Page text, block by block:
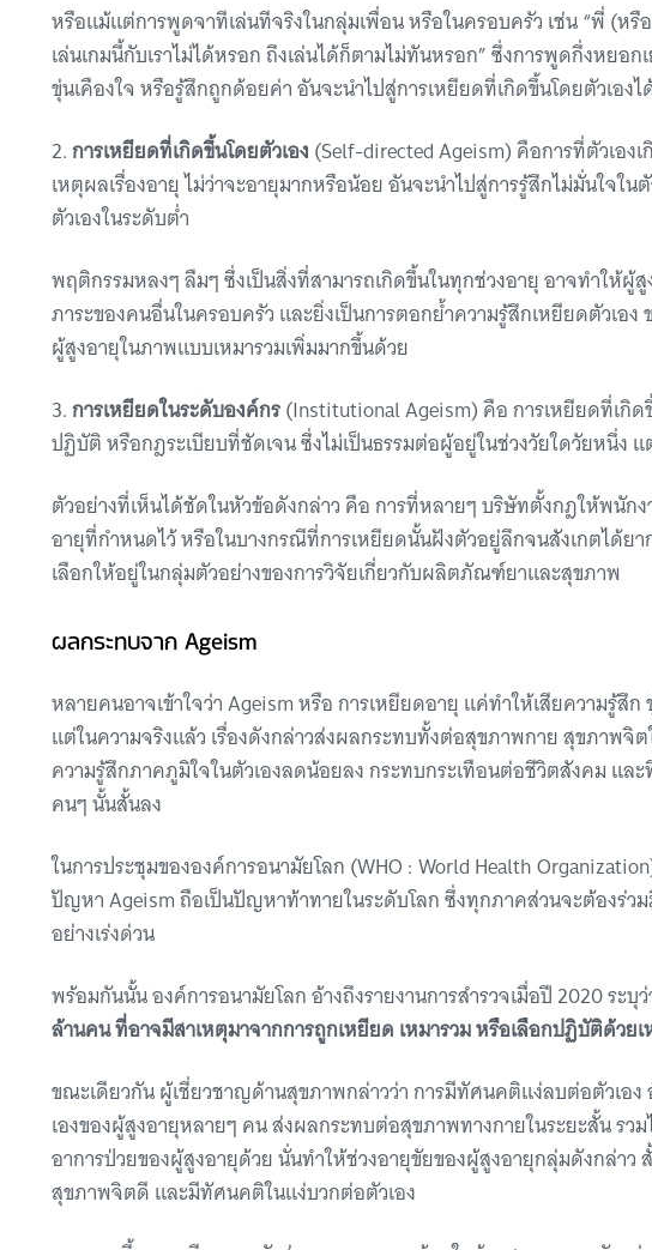
หรือแม้แต่การพูดจาทีเล่นทีจริงในกลุ่มเพื่อน หรือในครอบครัว เช่น “พี่ (ห
เล่นเกมนี้กับเราไม่ได้หรอก ถึงเล่นได้ก็ตามไม่ทันหรอก” ซึ่งการพูดกึ่งหยอ
ขุ่นเคืองใจ หรือรู้สึกถูกด้อยค่า อันจะนำไปสู่การเหยียดที่เกิดขึ้นโดยตัวเองไ
2.การเหยียดที่เกิดขึ้นโดยตัวเอง (Self-directed Ageism) คือการที่ตัวเอ
เหตุผลเรื่องอายุ ไม่ว่าจะอายุมากหรือน้อย อันจะนำไปสู่การรู้สึกไม่มั่นใจใน
ตัวเองในระดับต่ำ
พฤติกรรมหลงๆ ลืมๆ ซึ่งเป็นสิ่งที่สามารถเกิดขึ้นในทุกช่วงอายุ อาจทำให้ผู้
ภาระของคนอื่นในครอบครัว และยิ่งเป็นการตอกย้ำความรู้สึกเหยียดตัวเอ
ผู้สูงอายุในภาพแบบเหมารวมเพิ่มมากขึ้นด้วย
3.การเหยียดในระดับองค์กร(Institutional Ageism) คือ การเหยียดที่เกิ
ปฏิบัติ หรือกฎระเบียบที่ชัดเจน ซึ่งไม่เป็นธรรมต่อผู้อยู่ในช่วงวัยใดวัยหนึ่ง
ตัวอย่างที่เห็นได้ชัดในหัวข้อดังกล่าว คือ การที่หลายๆ บริษัทตั้งกฎให้พนัก
อายุที่กำหนดไว้ หรือในบางกรณีที่การเหยียดนั้นฝังตัวอยู่ลึกจนสังเกตได้ยา
เลือกให้อยู่ในกลุ่มตัวอย่างของการวิจัยเกี่ยวกับผลิตภัณฑ์ยาและสุขภาพ
ผลกระทบจาก Ageism
หลายคนอาจเข้าใจว่า Ageism หรือ การเหยียดอายุ แค่ทำให้เสียความรู้สึ
แต่ในความจริงแล้ว เรื่องดังกล่าวส่งผลกระทบทั้งต่อสุขภาพกาย สุขภาพจิต
ความรู้สึกภาคภูมิใจในตัวเองลดน้อยลง กระทบกระเทือนต่อชีวิตสังคม แล
คนๆ นั้นสั้นลง
ในการประชุมขององค์การอนามัยโลก (WHO : World Health
ปัญหา Ageism ถือเป็นปัญหาท้าทายในระดับโลก ซึ่งทุกภาคส่วนจะต้องร่
อย่างเร่งด่วน
พร้อมกันนั้น องค์การอนามัยโลก อ้างถึงรายงานการสำรวจเมื่อปี 2020 ระบุ
ล้านคน ที่อาจมีสาเหตุมาจากการถูกเหยียด เหมารวม หรือเลือกปฏิบัติด้วยเ
ขณะเดียวกัน ผู้เชี่ยวชาญด้านสุขภาพกล่าวว่า การมีทัศนคติแง่ลบต่อตัวเอง
เองของผู้สูงอายุหลายๆ คน ส่งผลกระทบต่อสุขภาพทางกายในระยะสั้น ร
อาการป่วยของผู้สูงอายุด้วย นั่นทำให้ช่วงอายุขัยของผู้สูงอายุกลุ่มดังกล่าว
สุขภาพจิตดี และมีทัศนคติในแง่บวกต่อตัวเอง